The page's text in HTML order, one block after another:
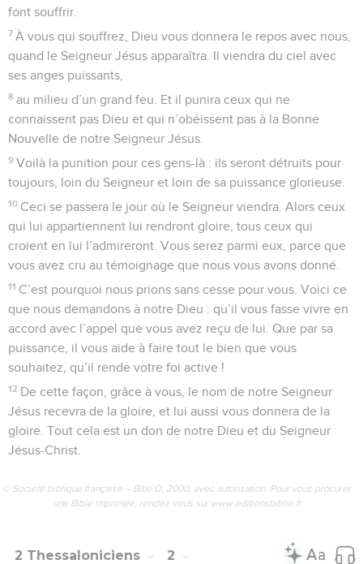
font souffrir.
7 À vous qui souffrez, Dieu vous donnera le repos avec nous,
quand le Seigneur Jésus apparaîtra. Il viendra du ciel avec
ses anges puissants,
8 au milieu d’un grand feu. Et il punira ceux qui ne
connaissent pas Dieu et qui n’obéissent pas à la Bonne
Nouvelle de notre Seigneur Jésus.
9 Voilà la punition pour ces gens-là : ils seront détruits pour
toujours, loin du Seigneur et loin de sa puissance glorieuse.
10 Ceci se passera le jour où le Seigneur viendra. Alors ceux
qui lui appartiennent lui rendront gloire, tous ceux qui
croient en lui l’admireront. Vous serez parmi eux, parce que
vous avez cru au témoignage que nous vous avons donné.
11 C’est pourquoi nous prions sans cesse pour vous. Voici ce
que nous demandons à notre Dieu : qu’il vous fasse vivre en
accord avec l’appel que vous avez reçu de lui. Que par sa
puissance, il vous aide à faire tout le bien que vous
souhaitez, qu’il rende votre foi active !
12 De cette façon, grâce à vous, le nom de notre Seigneur
Jésus recevra de la gloire, et lui aussi vous donnera de la
gloire. Tout cela est un don de notre Dieu et du Seigneur
Jésus-Christ.
© Société biblique française – Bibli’O, 2000, avec autorisation. Pour vous procurer
une Bible imprimée, rendez-vous sur www.editionsbiblio.fr
2 Thessaloniciens 2